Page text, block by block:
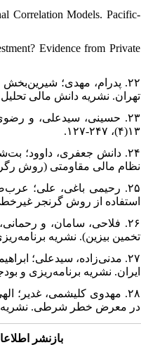
Correlation Models. Pacific-
Evidence from Private
تهران. نشریه دانش مالی تحلیل اوراق
۱۳(۴)، ۲۴۷-۱۲۷.
نظام مالی مقاومتی (روش
استفاده از روش گرنجر غیرخطی.
تخمین بیزین). نشریه برنامه‌ریزی و
ایران. نشریه برنامه‌ریزی و بودجه، ۲۲(۴)،
در معرض خطر شرطی. نشریه مهندسی
بازنشر